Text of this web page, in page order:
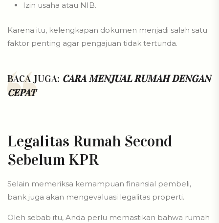
Izin usaha atau NIB.
Karena itu, kelengkapan dokumen menjadi salah satu
faktor penting agar pengajuan tidak tertunda.
BACA JUGA: CARA MENJUAL RUMAH DENGAN
CEPAT
Legalitas Rumah Second
Sebelum KPR
Selain memeriksa kemampuan finansial pembeli,
bank juga akan mengevaluasi legalitas properti.
Oleh sebab itu, Anda perlu memastikan bahwa rumah